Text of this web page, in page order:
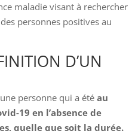
maladie visant à rechercher
personnes positives au
D’UN
personne qui a été au
19 en l’absence de
quelle que soit la durée.